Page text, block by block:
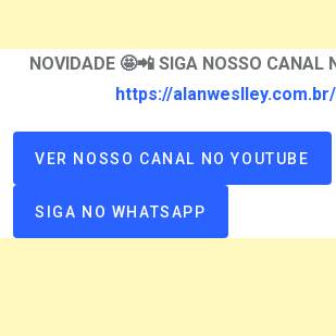
NOVIDADE 🤩📲 SIGA NOSSO CANAL
https://
VER NOSSO CANAL NO YOUTUBE
SIGA NO WHATSAPP